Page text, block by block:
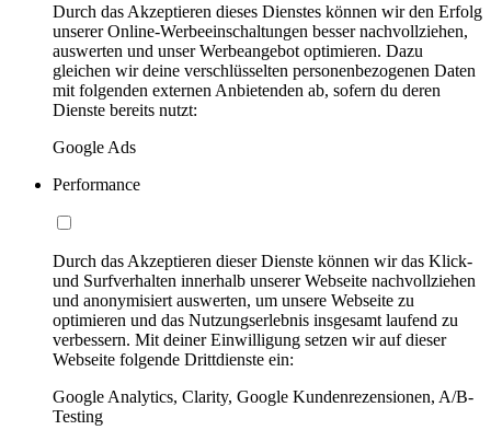
Durch das Akzeptieren dieses Dienstes können wir den Erfolg
unserer Online-Werbeeinschaltungen besser nachvollziehen,
auswerten und unser Werbeangebot optimieren. Dazu
gleichen wir deine verschlüsselten personenbezogenen Daten
mit folgenden externen Anbietenden ab, sofern du deren
Dienste bereits nutzt:
Google Ads
Performance
Durch das Akzeptieren dieser Dienste können wir das Klick-
und Surfverhalten innerhalb unserer Webseite nachvollziehen
und anonymisiert auswerten, um unsere Webseite zu
optimieren und das Nutzungserlebnis insgesamt laufend zu
verbessern. Mit deiner Einwilligung setzen wir auf dieser
Webseite folgende Drittdienste ein:
Google Analytics, Clarity, Google Kundenrezensionen, A/B-
Testing